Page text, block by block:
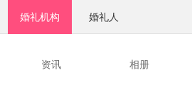
婚礼机构 婚礼人
资讯 相册